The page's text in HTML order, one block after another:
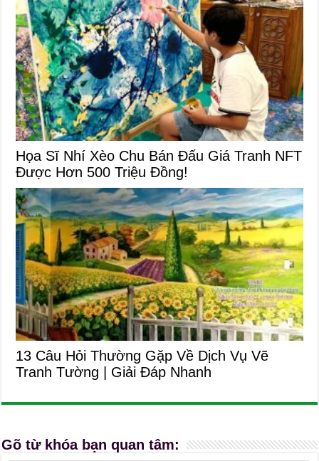
Họa Sĩ Nhí Xèo Chu Bán Đấu Giá Tranh NFT
Được Hơn 500 Triệu Đồng!
13 Câu Hỏi Thường Gặp Về Dịch Vụ Vẽ
Tranh Tường | Giải Đáp Nhanh
Gõ từ khóa bạn quan tâm: